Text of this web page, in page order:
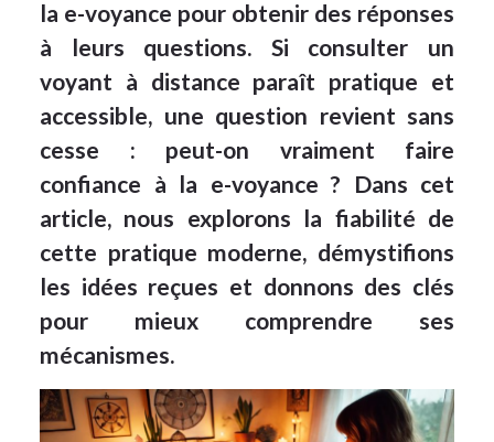
la e-voyance pour obtenir des réponses
à leurs questions. Si consulter un
voyant à distance paraît pratique et
accessible, une question revient sans
cesse : peut-on vraiment faire
confiance à la e-voyance ? Dans cet
article, nous explorons la fiabilité de
cette pratique moderne, démystifions
les idées reçues et donnons des clés
pour mieux comprendre ses
mécanismes.